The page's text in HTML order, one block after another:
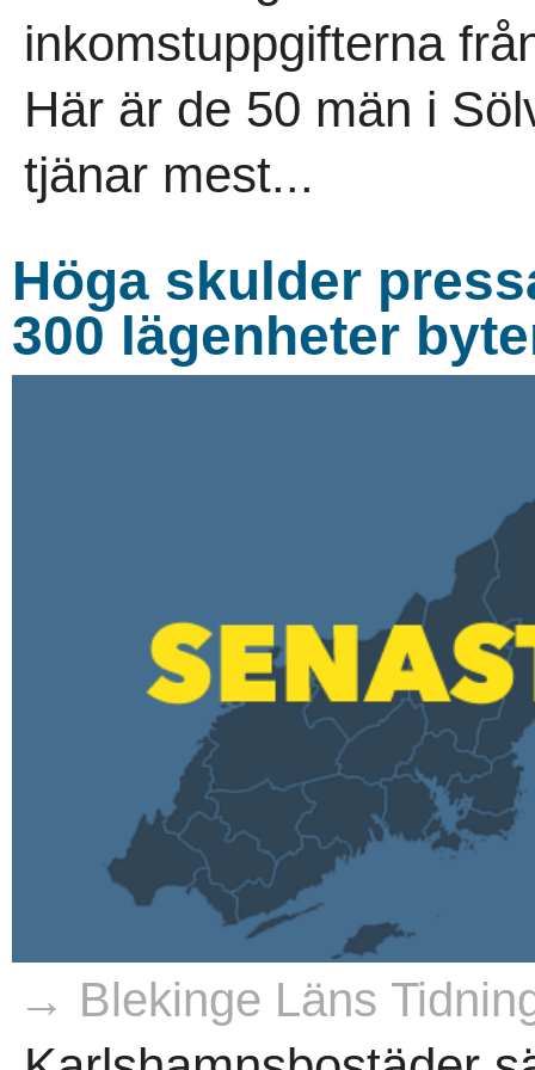
inkomstuppgifterna
Här är de 50 män i
tjänar mest...
Höga skulder
300 lägenheter
→ Blekinge Läns